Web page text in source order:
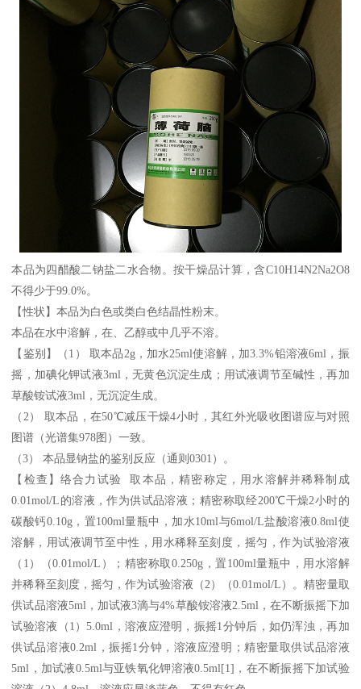
本品为四醋酸二钠盐二水合物。按干燥品计算，含C10H14N2Na2O8
不得少于99.0%。
【性状】本品为白色或类白色结晶性粉末。
本品在水中溶解，在、乙醇或中几乎不溶。
【鉴别】（1） 取本品2g，加水25ml使溶解，加3.3%铅溶液6ml，振
摇，加碘化钾试液3ml，无黄色沉淀生成；用试液调节至碱性，再加
草酸铵试液3ml，无沉淀生成。
（2） 取本品，在50℃减压干燥4小时，其红外光吸收图谱应与对照
图谱（光谱集978图）一致。
（3） 本品显钠盐的鉴别反应（通则0301）。
【检查】络合力试验 取本品，精密称定，用水溶解并稀释制成
0.01mol/L的溶液，作为供试品溶液；精密称取经200℃干燥2小时的
碳酸钙0.10g，置100ml量瓶中，加水10ml与6mol/L盐酸溶液0.8ml使
溶解，用试液调节至中性，用水稀释至刻度，摇匀，作为试验溶液
（1）（0.01mol/L）；精密称取0.250g，置100ml量瓶中，用水溶解
并稀释至刻度，摇匀，作为试验溶液（2）（0.01mol/L）。精密量取
供试品溶液5ml，加试液3滴与4%草酸铵溶液2.5ml，在不断振摇下加
试验溶液（1）5.0ml，溶液应澄明，振摇1分钟后，如仍浑浊，再加
供试品溶液0.2ml，振摇1分钟，溶液应澄明；精密量取供试品溶液
5ml，加试液0.5ml与亚铁氧化钾溶液0.5ml[1]，在不断振摇下加试验